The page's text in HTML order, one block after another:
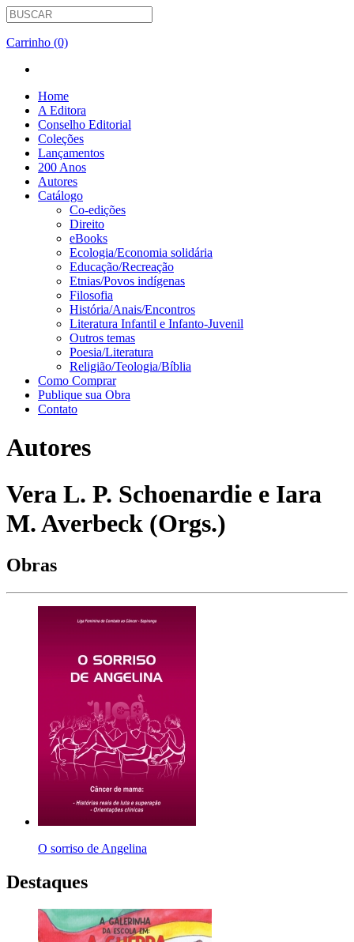
Carrinho (0)
Home
A Editora
Conselho Editorial
Coleções
Lançamentos
200 Anos
Autores
Catálogo
Co-edições
Direito
eBooks
Ecologia/Economia solidária
Educação/Recreação
Etnias/Povos indígenas
Filosofia
História/Anais/Encontros
Literatura Infantil e Infanto-Juvenil
Outros temas
Poesia/Literatura
Religião/Teologia/Bíblia
Como Comprar
Publique sua Obra
Contato
Autores
Vera L. P. Schoenardie e Iara
M. Averbeck (Orgs.)
Obras
O sorriso de Angelina
Destaques